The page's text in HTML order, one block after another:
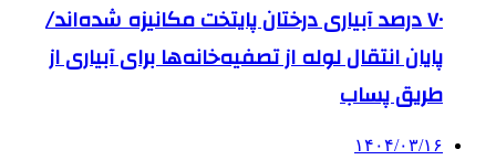
۷۰ درصد آبیاری درختان پایتخت مکانیزه شده‌اند/
پایان انتقال لوله از تصفیه‌خانه‌ها برای آبیاری از
طریق پساب
۱۴۰۴/۰۳/۱۶